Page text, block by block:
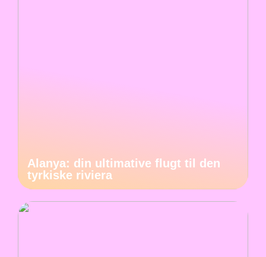
Alanya: din ultimative flugt til den
tyrkiske riviera